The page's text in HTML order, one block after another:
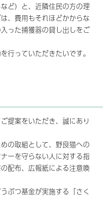
ど）と、近隣住民の方の理
、費用もそれほどかからな
った捕獲器の貸し出しをご
行っていただきたいです。
提案をいただき、誠にあり
の取組として、野良猫への
ーを守らない人に対する指
配布、広報紙による注意喚
ぶつ基金が実施する「さく